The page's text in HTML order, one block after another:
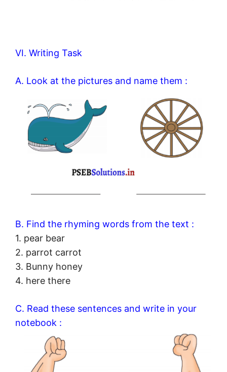
VI. Writing Task
A. Look at the pictures and name them :
B. Find the rhyming words from the text :
1. pear bear
2. parrot carrot
3. Bunny honey
4. here there
C. Read these sentences and write in your
notebook :